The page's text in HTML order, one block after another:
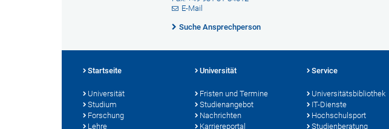
E-Mail
Suche Ansprechperson
Startseite
Universität
Studium
Forschung
Lehre
Universität
Fristen und Termine
Studienangebot
Nachrichten
Karriereportal
Service
Universitätsbibliothek
IT-Dienste
Hochschulsport
Studienberatung